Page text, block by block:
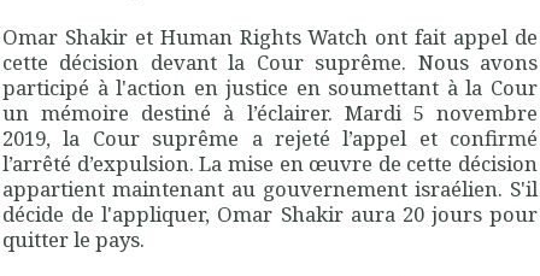
Omar Shakir et Human Rights Watch ont fait appel de
cette décision devant la Cour suprême. Nous avons
participé à l'action en justice en soumettant à la Cour
un mémoire destiné à l’éclairer. Mardi 5 novembre
2019, la Cour suprême a rejeté l’appel et confirmé
l’arrêté d’expulsion. La mise en œuvre de cette décision
appartient maintenant au gouvernement israélien. S'il
décide de l'appliquer, Omar Shakir aura 20 jours pour
quitter le pays.